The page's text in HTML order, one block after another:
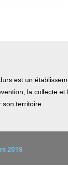
est un
la collecte
son territoire.
2018